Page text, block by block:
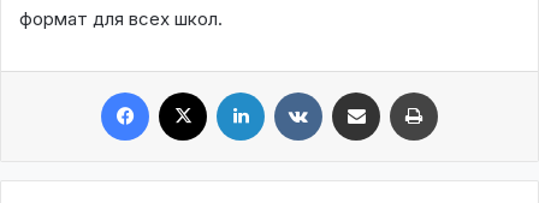
формат для всех школ.